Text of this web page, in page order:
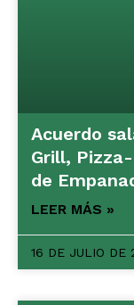
Acuerdo
Grill,
de
LEER MÁS »
16 DE JULIO DE